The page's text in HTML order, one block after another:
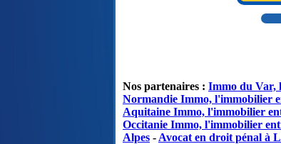
Nos partenaires : Immo du Var,
Normandie Immo, l'immobilier
Aquitaine Immo, l'immobilier
Occitanie Immo, l'immobilier
Alpes - Avocat en droit pénal à